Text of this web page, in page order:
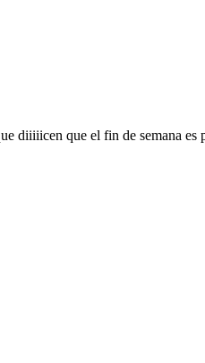
diiiiicen que el fin de semana